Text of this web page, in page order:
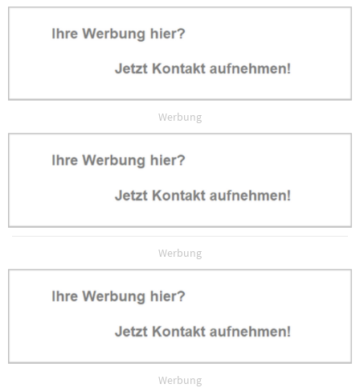
Werbung
Werbung
Werbung